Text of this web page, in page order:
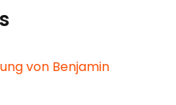
von Benjamin